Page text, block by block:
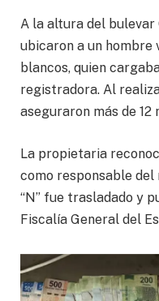
A la altura del
ubicaron a un hombre
blancos, quien
registradora. Al
aseguraron más de
La propietaria
como responsable del
“N” fue trasladado y
Fiscalía General del